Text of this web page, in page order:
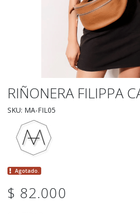
RIÑONERA FILIPPA
SKU: MA-FIL05
Agotado.
$ 82.000